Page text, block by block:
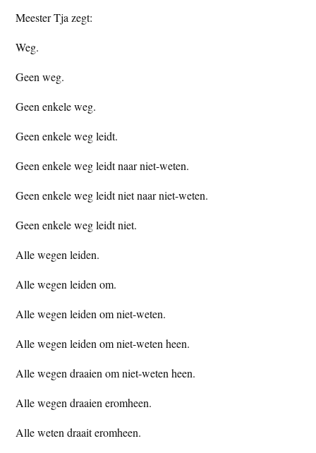
i
t
e
z
e
i
e
Meester Tja zegt:
Weg.
Geen weg.
Geen enkele weg.
Geen enkele weg leidt.
Geen enkele weg leidt naar niet-weten.
Geen enkele weg leidt niet naar niet-weten.
Geen enkele weg leidt niet.
Alle wegen leiden.
Alle wegen leiden om.
Alle wegen leiden om niet-weten.
Alle wegen leiden om niet-weten heen.
Alle wegen draaien om niet-weten heen.
Alle wegen draaien eromheen.
Alle weten draait eromheen.